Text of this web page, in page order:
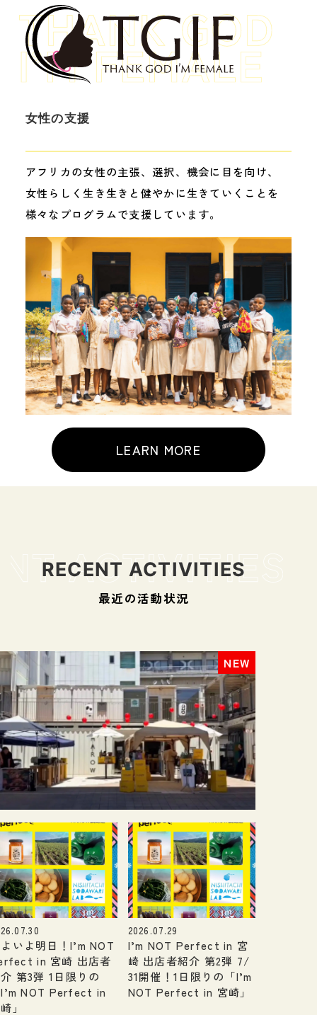
女性の支援
アフリカの女性の主張、選択、機会に目を向け、
女性らしく生き生きと健やかに生きていくことを
様々なプログラムで支援しています。
LEARN MORE
RECENT ACTIVITIES
最近の活動状況
いよ明日！I’m NOT
in 宮崎 出店者
第3弾 1日限りの
NOT Perfect in
」
I’m NOT Perfect in 宮
崎 出店者紹介 第2弾 7/
31開催！1日限りの「I’m
NOT Perfect in 宮崎」
2026.07.29